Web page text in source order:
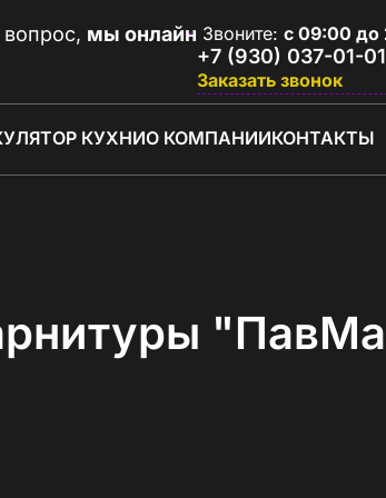
вопрос, мы онлайн Звоните: с 09:00 до
+7 (930) 037-01-01
Заказать звонок
КУХНИО КОМПАНИИКОНТАКТЫ